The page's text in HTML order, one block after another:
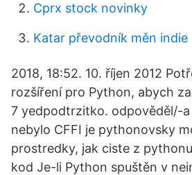
Cprx stock novinky
Katar převodník měn indie
2018, 18:52. 10. říjen 2012
rozšíření pro Python, abych
7 yedpodtrzitko. odpověděl/-a
nebylo CFFI je pythonovsky
prostredky, jak ciste z
kod Je-li Python spuštěn v